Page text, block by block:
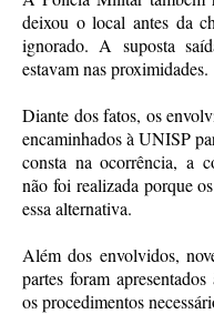
deixou o local antes da
ignorado. A suposta
estavam nas proximidades.
Diante dos fatos, os
encaminhados à UNISP
consta na ocorrência, a
não foi realizada porque
essa alternativa.
Além dos envolvidos,
partes foram
os procedimentos